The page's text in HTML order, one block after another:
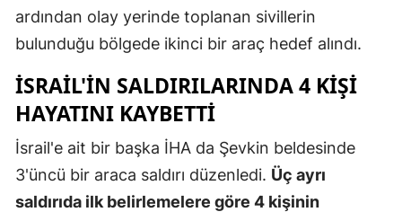
Giresun
Gümüşhane
ardından olay yerinde toplanan sivillerin
bulunduğu bölgede ikinci bir araç hedef alındı.
ISRAIL'IN SALDIRILARINDA 4 KIŞI
HAYATINI KAYBETTI
İsrail'e ait bir başka İHA da Şevkin beldesinde
3'üncü bir araca saldırı düzenledi. Üç ayrı
saldırıda ilk belirlemelere göre 4 kişinin